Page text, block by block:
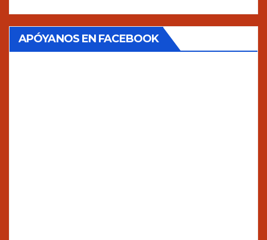
APÓYANOS EN FACEBOOK